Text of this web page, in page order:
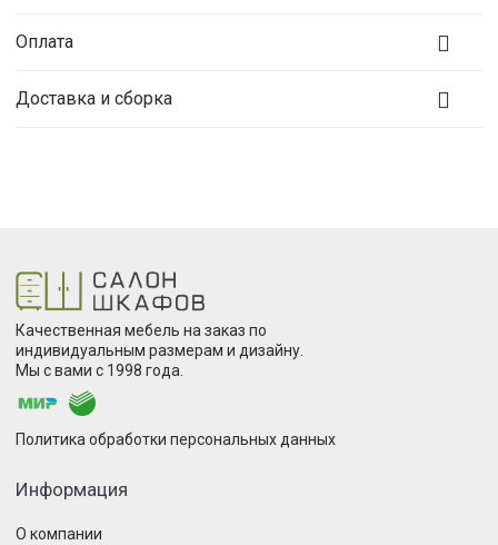
Оплата
Доставка и сборка
Качественная мебель на заказ по
индивидуальным размерам и дизайну.
Мы с вами с 1998 года.
Политика обработки персональных данных
Информация
О компании